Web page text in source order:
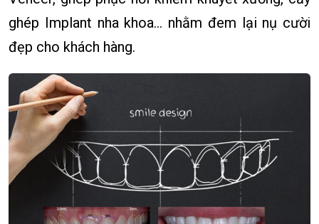
ghép Implant nha khoa… nhằm đem lại nụ cười
đẹp cho khách hàng.